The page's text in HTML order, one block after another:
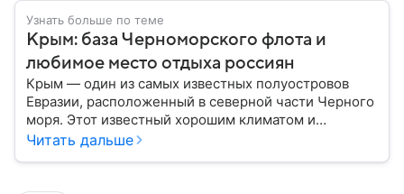
Узнать больше по теме
Крым: база Черноморского флота и
любимое место отдыха россиян
Крым — один из самых известных полуостровов
Евразии, расположенный в северной части Черного
моря. Этот известный хорошим климатом и
красивой природой регион имеет также огромное
Читать дальше